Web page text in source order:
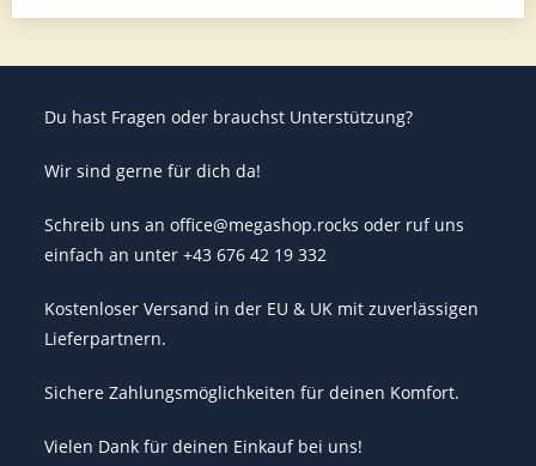
Du hast Fragen oder brauchst Unterstützung?
Wir sind gerne für dich da!
Schreib uns an office@megashop.rocks oder ruf uns
einfach an unter +43 676 42 19 332
Kostenloser Versand in der EU & UK mit zuverlässigen
Lieferpartnern.
Sichere Zahlungsmöglichkeiten für deinen Komfort.
Vielen Dank für deinen Einkauf bei uns!